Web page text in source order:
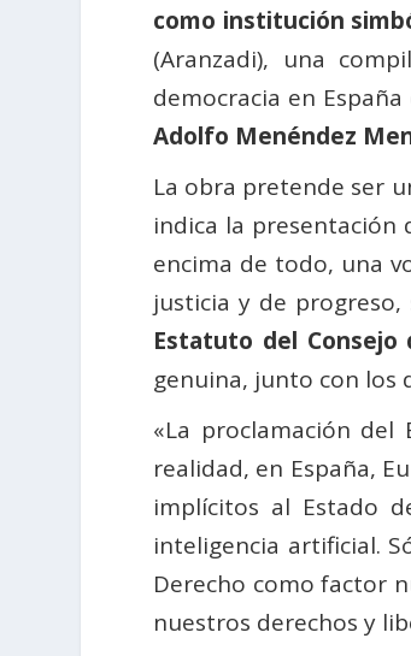
como institución
(Aranzadi), una
democracia en
Adolfo Menéndez
La obra pretende ser
indica la presentación
encima de todo, una
justicia y de
Estatuto del Consejo
genuina, junto con los
«La proclamación
realidad, en España,
implícitos al Estado
inteligencia artificial.
Derecho como factor
nuestros derechos y